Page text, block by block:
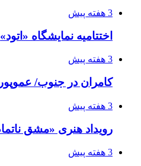
3 هفته پیش
اختتامیه نمایشگاه «اتود»
3 هفته پیش
کامران در جنوب/
3 هفته پیش
رویداد هنری «مشق
3 هفته پیش